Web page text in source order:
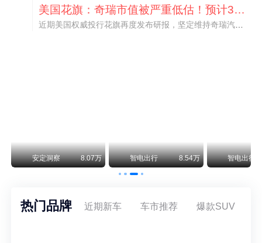
美国花旗：奇瑞市值被严重低估！预计36港元/股
近期美国权威投行花旗再度发布研报，坚定维持奇瑞汽车（09973.HK）买入评级，将其合理目标价定格在36港元/股。对照公司最新25.46港元的二级市场现价，这一目标价意味着股价存在41.4%的可观上行空间，花旗直言，当前资本市场受短期市场情绪、国内车市价格战扰动，明显低估了奇瑞长期价值与全球化成长潜力。
安定洞察 8.07万 智电出行 8.54万 智电出行
热门品牌 近期新车 车市推荐 爆款SUV